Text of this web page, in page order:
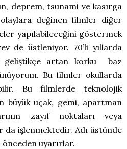
deprem, tsunami ve kasırga
değinen filmler diğer
yapılabileceğini göstermek
de üstleniyor. 70’li yıllarda
geliştikçe artan korku baz
Bu filmler okullarda
Bu filmlerde teknolojik
büyük uçak, gemi, apartman
zayıf noktaları veya
işlenmektedir. Adı üstünde
uyarırlar.